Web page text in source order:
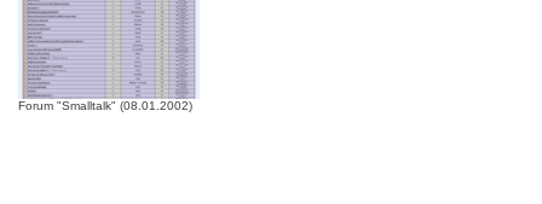
Forum "Smalltalk" (08.01.2002)